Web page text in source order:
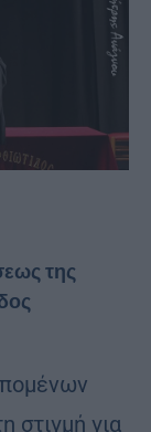
της
στιγμή για